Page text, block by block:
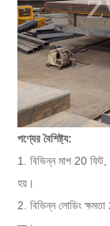
পণ্যের বৈশিষ্ট্য:
1. বিভিন্ন মাপ 20
হয়।
2. বিভিন্ন লোডিং